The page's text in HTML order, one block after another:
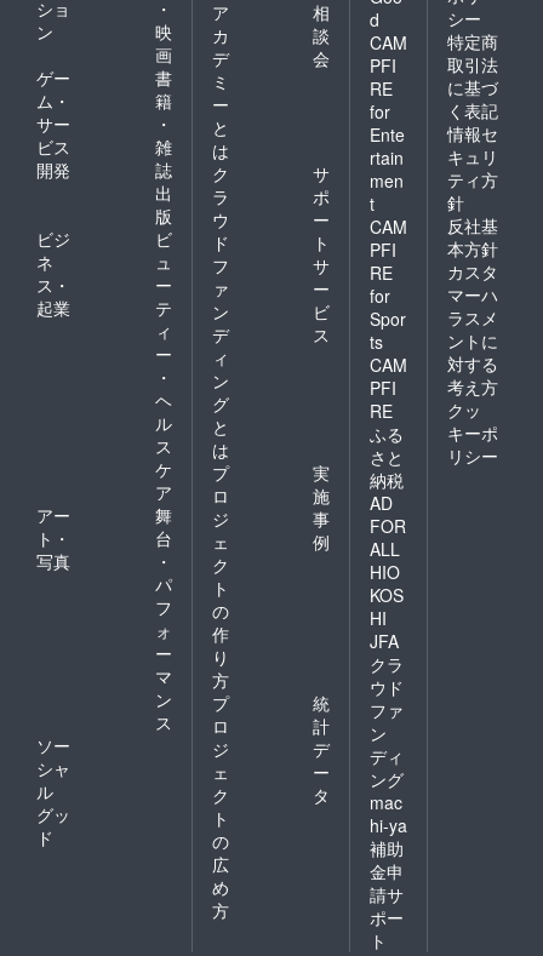
ショ
ン
・
映
画
ゲー
ム・
サー
ビス
開発
書
籍
・
雑
誌
出
版
ビジ
ネ
ス・
起業
ビ
ュ
ー
テ
ィ
ー
・
ヘ
ル
ス
ケ
ア
アー
ト・
写真
舞
台
・
パ
フ
ォ
ー
マ
ン
ス
ソー
シャ
ル
グッ
ド
ア
カ
デ
ミ
ー
と
は
相
談
会
ク
ラ
ウ
ド
フ
ァ
ン
デ
ィ
ン
グ
と
は
サ
ポ
ー
ト
サ
ー
ビ
ス
プ
ロ
ジ
ェ
ク
ト
の
作
り
方
実
施
事
例
プ
ロ
ジ
ェ
ク
ト
の
広
め
方
統
計
デ
ー
タ
d
CAM
PFI
RE
for
Ente
rtain
men
t
CAM
PFI
RE
for
Spor
ts
CAM
PFI
RE
ふる
さと
納税
AD
FOR
ALL
HIO
KOS
HI
JFA
クラ
ウド
ファ
ン
ディ
ング
mac
hi-ya
補助
金申
請サ
ポー
ト
シー
特定商
取引法
に基づ
く表記
情報セ
キュリ
ティ方
針
反社基
本方針
カスタ
マーハ
ラスメ
ントに
対する
考え方
クッ
キーポ
リシー